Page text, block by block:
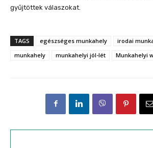
gyűjtöttek válaszokat.
TAGS egészséges munkahely
irodai
munkahely
munkahelyi jól-lét Munkahelyi